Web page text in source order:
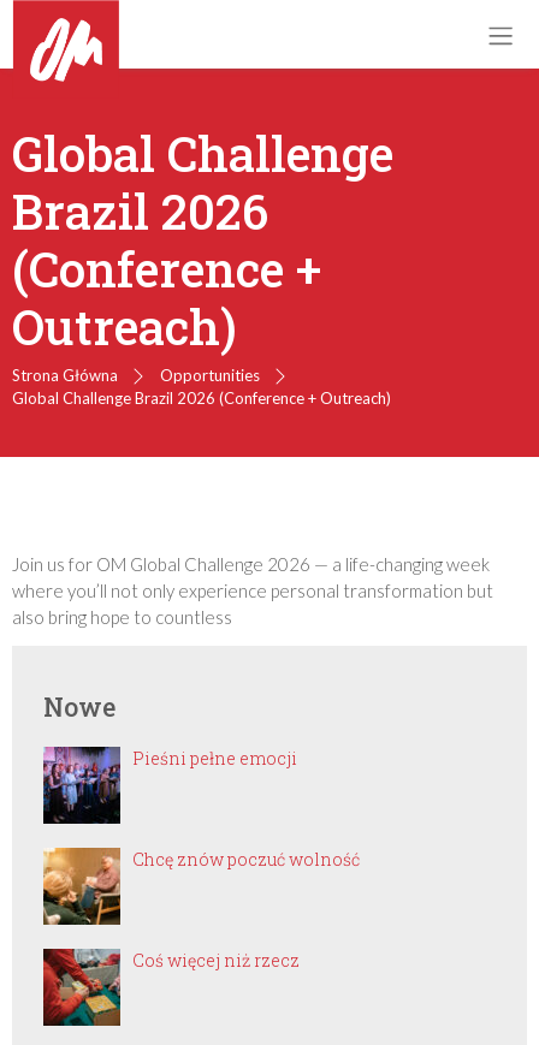
Global Challenge
Brazil 2026
(Conference +
Outreach)
Strona Główna
Opportunities
Global Challenge Brazil 2026 (Conference + Outreach)
Join us for OM Global Challenge 2026 — a life-changing week
where you’ll not only experience personal transformation but
also bring hope to countless
Nowe
Pieśni pełne emocji
Chcę znów poczuć wolność
Coś więcej niż rzecz